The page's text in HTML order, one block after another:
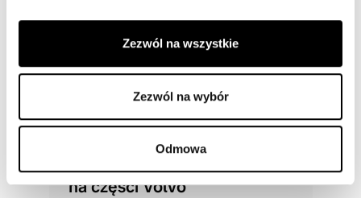
Zezwól na wszystkie
Zezwól na wybór
Odmowa
Dożywotnia gwarancja
na części Volvo